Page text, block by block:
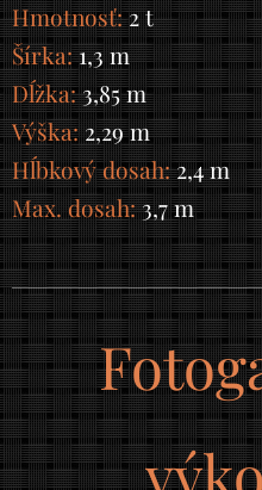
Hmotnosť:2 t
Šírka:1,3 m
Dĺžka:3,85 m
Výška: 2,29 m
Hĺbkový dosah:2,4 m
Max. dosah:3,7 m